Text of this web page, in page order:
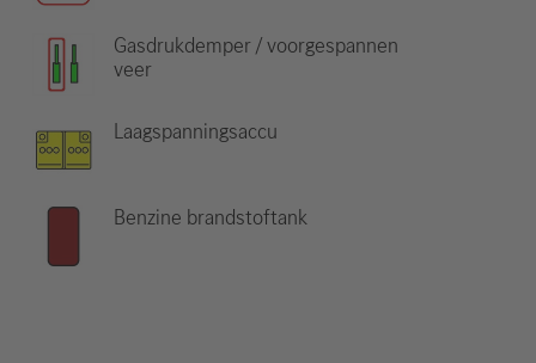
Gasdrukdemper / voorgespannen
veer
Laagspanningsaccu
Benzine brandstoftank